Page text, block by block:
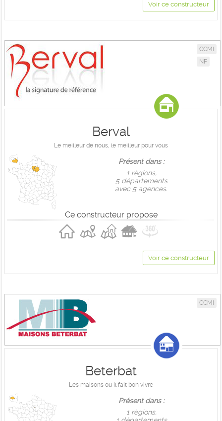
Voir ce constructeur
CCMI
NF
Berval
Le meilleur de nous, le meilleur pour vous
Présent dans :
1 règions,
5 départements
avec 5 agences.
Ce constructeur propose
Voir ce constructeur
CCMI
Beterbat
Les maisons ou il fait bon vivre
Présent dans :
1 règions,